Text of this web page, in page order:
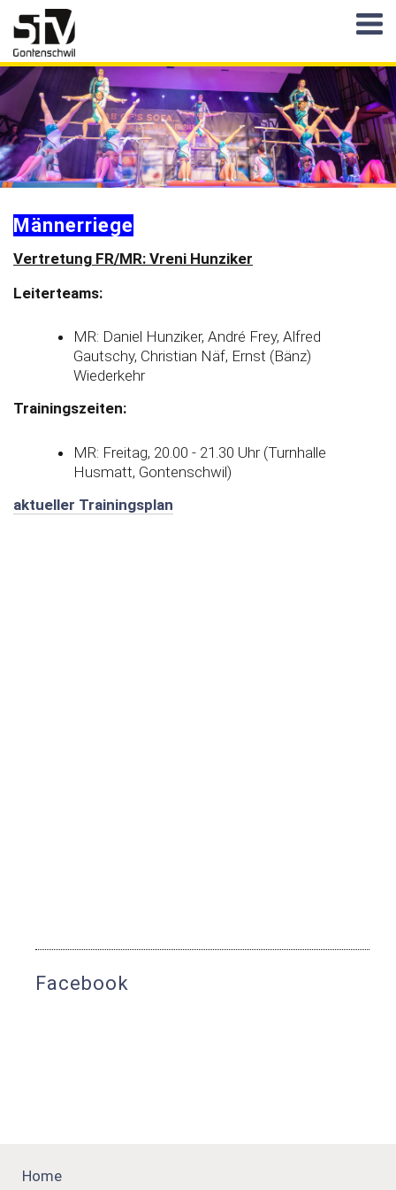
Männerriege
Vertretung FR/MR: Vreni Hunziker
Leiterteams:
MR: Daniel Hunziker, André Frey, Alfred
Gautschy, Christian Näf, Ernst (Bänz)
Wiederkehr
Trainingszeiten:
MR: Freitag, 20.00 - 21.30 Uhr (Turnhalle
Husmatt, Gontenschwil)
aktueller Trainingsplan
Facebook
Home